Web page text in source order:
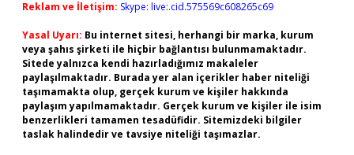
Reklam ve İletişim: Skype: live:.cid.575569c608265c69
Yasal Uyarı: Bu internet sitesi, herhangi bir marka, kurum
veya şahıs şirketi ile hiçbir bağlantısı bulunmamaktadır.
Sitede yalnızca kendi hazırladığımız makaleler
paylaşılmaktadır. Burada yer alan içerikler haber niteliği
taşımamakta olup, gerçek kurum ve kişiler hakkında
paylaşım yapılmamaktadır. Gerçek kurum ve kişiler ile isim
benzerlikleri tamamen tesadüfidir. Sitemizdeki bilgiler
taslak halindedir ve tavsiye niteliği taşımazlar.